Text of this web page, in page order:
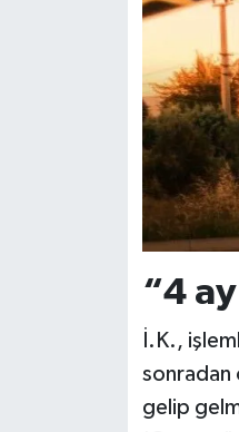
“4
İ.K.,
sonradan
gelip